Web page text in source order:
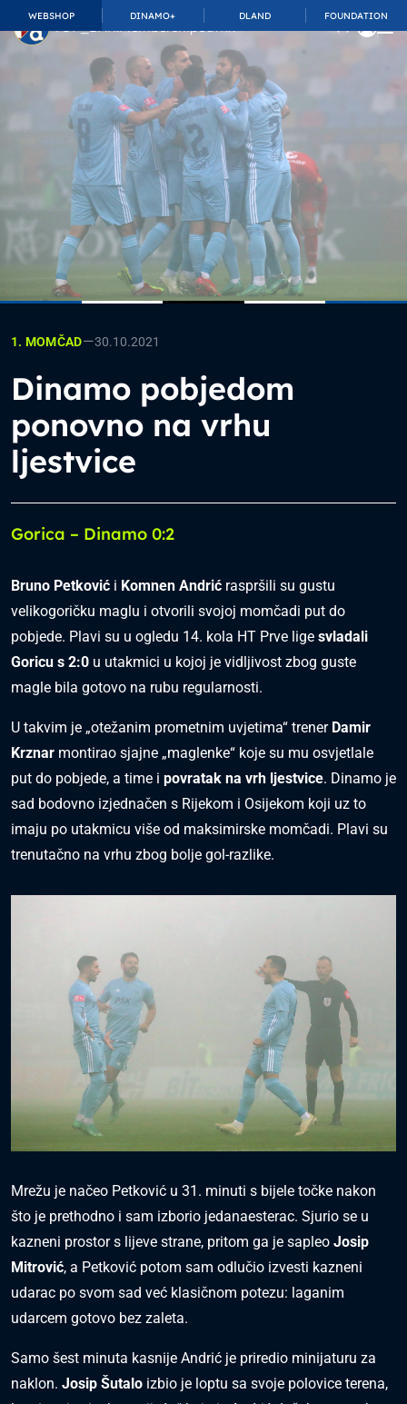
WEBSHOP DINAMO+ DLAND FOUNDATION
TOP_BAR.MembershipSuffix
1. MOMČAD—30.10.2021
Dinamo pobjedom
ponovno na vrhu
ljestvice
Gorica – Dinamo 0:2
Bruno Petković i Komnen Andrić raspršili su gustu
velikogoričku maglu i otvorili svojoj momčadi put do
pobjede. Plavi su u ogledu 14. kola HT Prve lige svladali
Goricu s 2:0 u utakmici u kojoj je vidljivost zbog guste
magle bila gotovo na rubu regularnosti.
U takvim je „otežanim prometnim uvjetima“ trener Damir
Krznar montirao sjajne „maglenke“ koje su mu osvjetlale
put do pobjede, a time i povratak na vrh ljestvice. Dinamo je
sad bodovno izjednačen s Rijekom i Osijekom koji uz to
imaju po utakmicu više od maksimirske momčadi. Plavi su
trenutačno na vrhu zbog bolje gol-razlike.
Mrežu je načeo Petković u 31. minuti s bijele točke nakon
što je prethodno i sam izborio jedanaesterac. Sjurio se u
kazneni prostor s lijeve strane, pritom ga je sapleo Josip
Mitrović, a Petković potom sam odlučio izvesti kazneni
udarac po svom sad već klasičnom potezu: laganim
udarcem gotovo bez zaleta.
Samo šest minuta kasnije Andrić je priredio minijaturu za
naklon. Josip Šutalo izbio je loptu sa svoje polovice terena,